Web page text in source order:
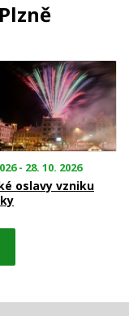
- 28. 10. 2026
oslavy vzniku